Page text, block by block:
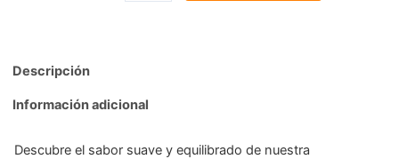
cantidad
Descripción
Información adicional
Descubre el sabor suave y equilibrado de nuestra